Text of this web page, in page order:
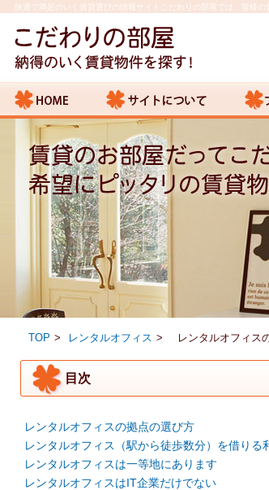
快適で満足のいく賃貸選びの情報サイトこだわりの部屋では、皆様の
TOP レンタルオフィス レンタルオフィス
目次
レンタルオフィスの拠点の選び方
レンタルオフィス（駅から徒歩数分）を借りる
レンタルオフィスは一等地にあります
レンタルオフィスはIT企業だけでない